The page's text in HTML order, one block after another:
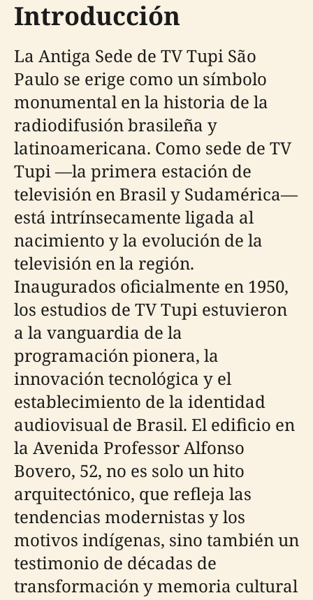
Introducción
La Antiga Sede de TV Tupi São
Paulo se erige como un símbolo
monumental en la historia de la
radiodifusión brasileña y
latinoamericana. Como sede de TV
Tupi —la primera estación de
televisión en Brasil y Sudamérica—
está intrínsecamente ligada al
nacimiento y la evolución de la
televisión en la región.
Inaugurados oficialmente en 1950,
los estudios de TV Tupi estuvieron
a la vanguardia de la
programación pionera, la
innovación tecnológica y el
establecimiento de la identidad
audiovisual de Brasil. El edificio en
la Avenida Professor Alfonso
Bovero, 52, no es solo un hito
arquitectónico, que refleja las
tendencias modernistas y los
motivos indígenas, sino también un
testimonio de décadas de
transformación y memoria cultural